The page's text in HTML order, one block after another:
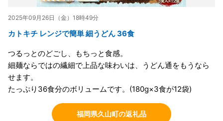
2025年09月26日（金）18時49分
カトキチ レンジで簡単 細うどん 36食
つるっとのどごし、もちっと食感。
細麺ならではの繊細で上品な味わいは、うどん通をもうなら
せます。
たっぷり36食分のボリュームです。(180g×3食が12袋)
福岡県久山町の返礼品